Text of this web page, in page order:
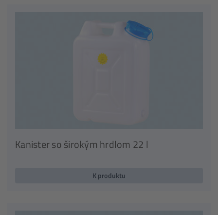
Kanister so širokým hrdlom 22 l
K produktu